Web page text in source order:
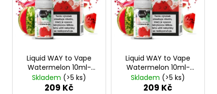
Liquid WAY to Vape
Watermelon 10ml-
6mg
Skladem (>5 ks)
209 Kč
Liquid WAY to Vape
Watermelon 10ml-
3mg
Skladem (>5 ks)
209 Kč